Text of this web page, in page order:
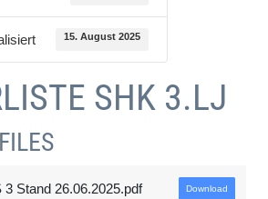
15. August 2025
SHK 3.LJ
Stand 26.06.2025.pdf Download